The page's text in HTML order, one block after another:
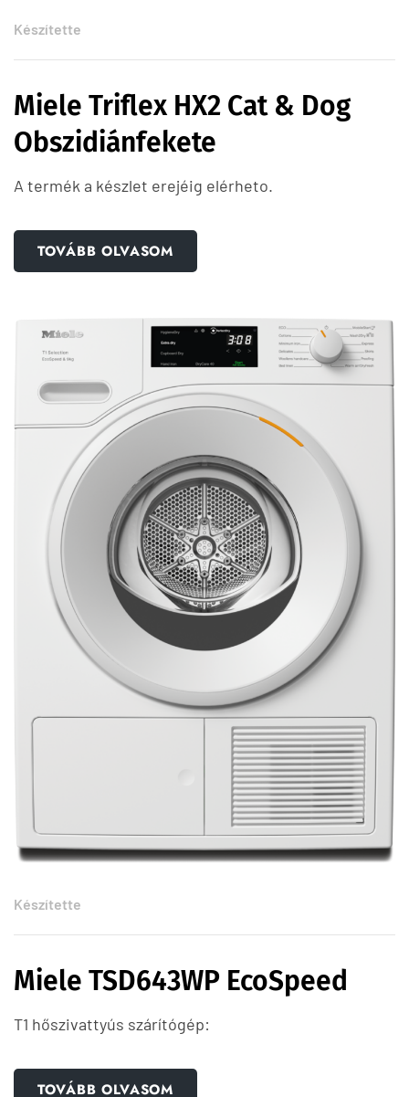
Készítette
Miele Triflex HX2 Cat & Dog
Obszidiánfekete
A termék a készlet erejéig elérheto.
TOVÁBB OLVASOM
Készítette
Miele TSD643WP EcoSpeed
T1 hőszivattyús szárítógép:
TOVÁBB OLVASOM